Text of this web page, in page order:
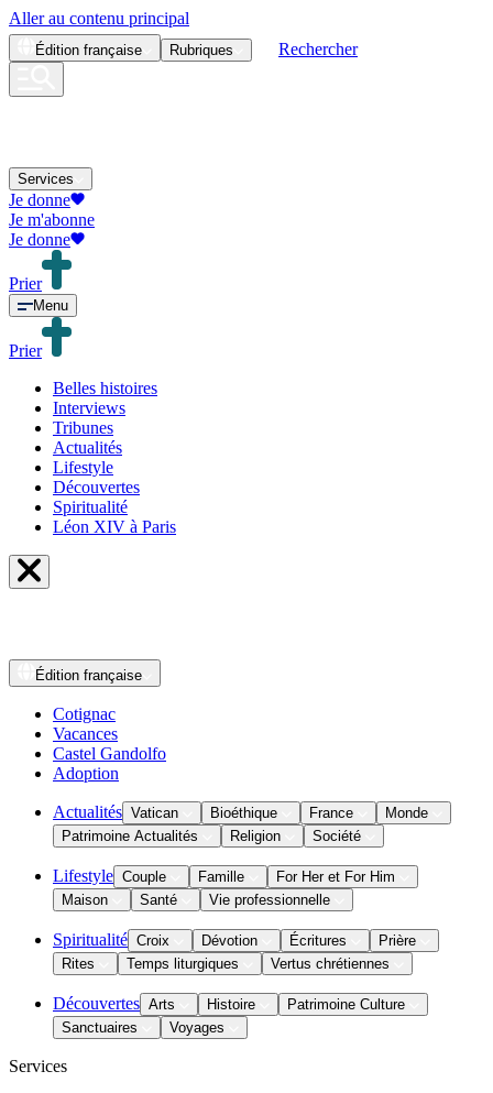
Aller au contenu principal
Édition française Rubriques Rechercher
Services
Je donne
Je m'abonne
Je donne
Prier
Menu
Prier
Belles histoires
Interviews
Tribunes
Actualités
Lifestyle
Découvertes
Spiritualité
Léon XIV à Paris
Édition française
Cotignac
Vacances
Castel Gandolfo
Adoption
Actualités Vatican Bioéthique France
Monde
Patrimoine Actualités
Religion Société
Lifestyle Couple Famille
For Her et For Him
Maison
Santé Vie professionnelle
Spiritualité Croix Dévotion Écritures
Prière
Rites
Temps liturgiques Vertus chrétiennes
Découvertes Arts Histoire
Patrimoine Culture
Sanctuaires
Voyages
Services